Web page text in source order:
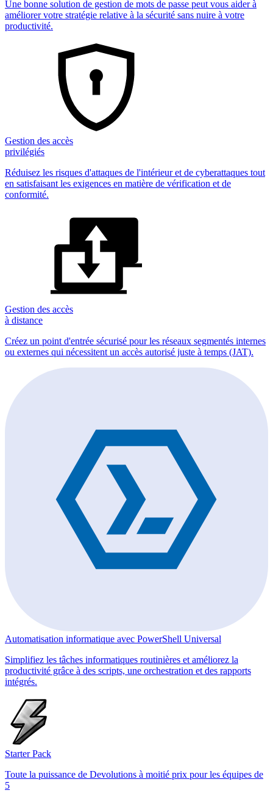
Une bonne solution de gestion de mots de passe peut vous aider à
améliorer votre stratégie relative à la sécurité sans nuire à votre
productivité.
Gestion des accès
privilégiés
Réduisez les risques d'attaques de l'intérieur et de cyberattaques tout
en satisfaisant les exigences en matière de vérification et de
conformité.
Gestion des accès
à distance
Créez un point d'entrée sécurisé pour les réseaux segmentés internes
ou externes qui nécessitent un accès autorisé juste à temps (JAT).
Automatisation informatique avec PowerShell Universal
Simplifiez les tâches informatiques routinières et améliorez la
productivité grâce à des scripts, une orchestration et des rapports
intégrés.
Starter Pack
Toute la puissance de Devolutions à moitié prix pour les équipes de
5